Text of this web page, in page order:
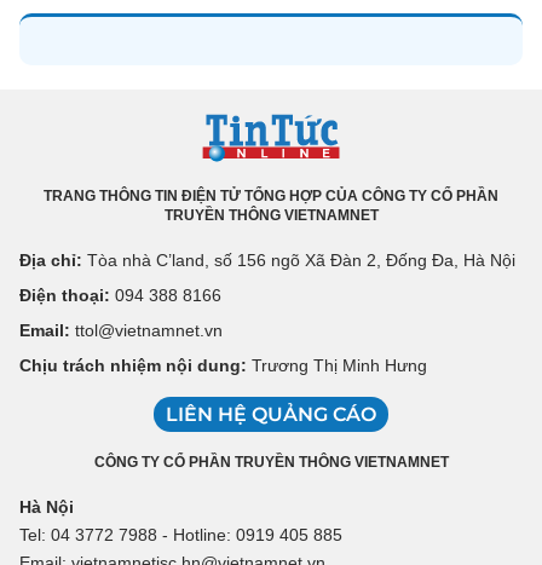
TRANG THÔNG TIN ĐIỆN TỬ TỔNG HỢP CỦA CÔNG TY CỔ PHẦN
TRUYỀN THÔNG VIETNAMNET
Địa chỉ: Tòa nhà C’land, số 156 ngõ Xã Đàn 2, Đống Đa, Hà Nội
Điện thoại: 094 388 8166
Email: ttol@vietnamnet.vn
Chịu trách nhiệm nội dung: Trương Thị Minh Hưng
LIÊN HỆ QUẢNG CÁO
CÔNG TY CỔ PHẦN TRUYỀN THÔNG VIETNAMNET
Hà Nội
Tel: 04 3772 7988 - Hotline: 0919 405 885